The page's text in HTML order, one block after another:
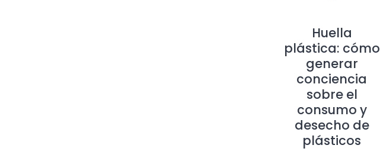
Huella
plástica: cómo
generar
conciencia
sobre el
consumo y
desecho de
plásticos